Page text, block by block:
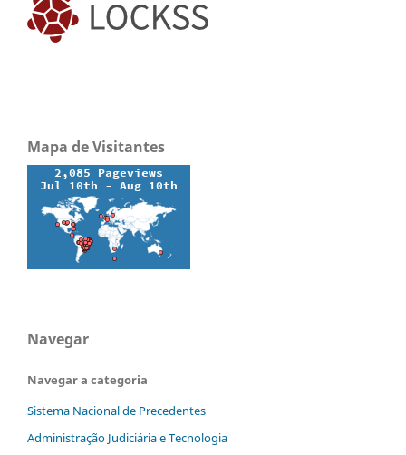
Mapa de Visitantes
Navegar
Navegar a categoria
Sistema Nacional de Precedentes
Administração Judiciária e Tecnologia